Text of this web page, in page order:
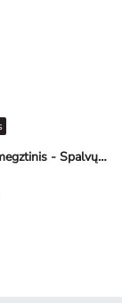
Trikotažinis megztinis - Spalvų blokavimas - tamsiai ruda